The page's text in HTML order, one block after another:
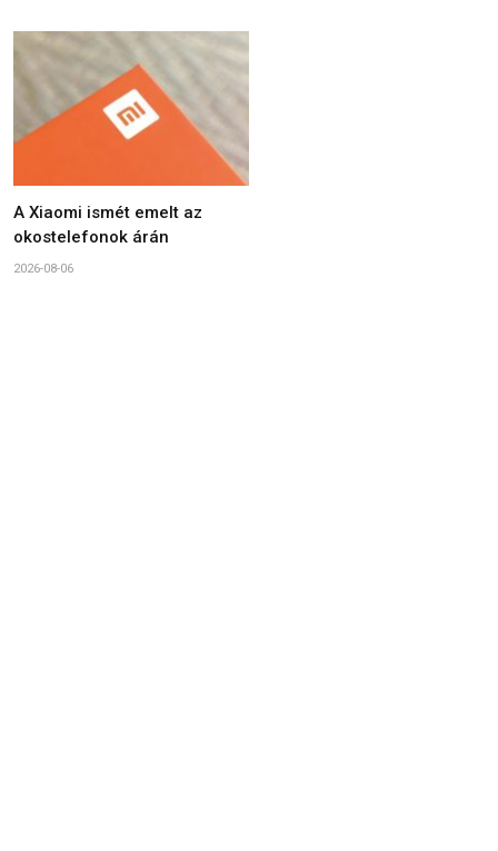
A Xiaomi ismét emelt az
okostelefonok árán
2026-08-06